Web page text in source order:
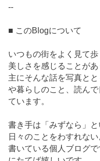
--
■ このBlogについて
いつもの街をよく見て
美しさを感じることがあ
主にそんな話を写真と
や暮らしのこと、読ん
ています。
書き手は「みずなら」と
日々のことをわすれな
書いている個人ブログ